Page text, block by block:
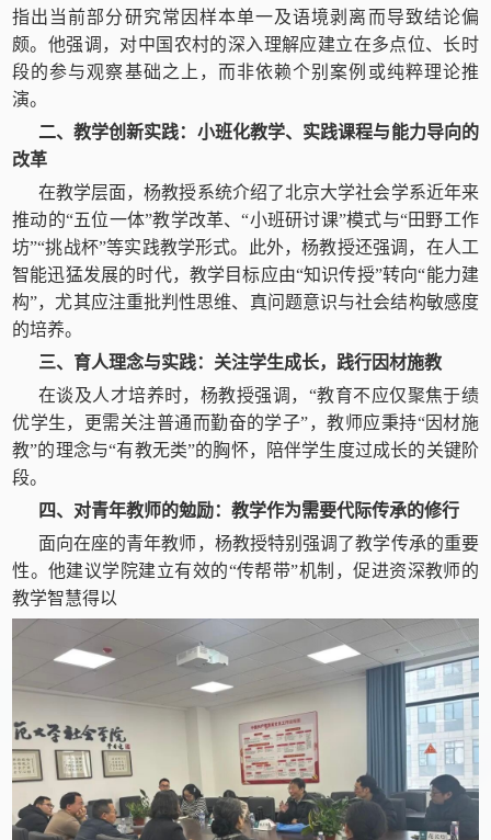
指出当前部分研究常因样本单一及语境剥离而导致结论偏
颇。他强调，对中国农村的深入理解应建立在多点位、长时
段的参与观察基础之上，而非依赖个别案例或纯粹理论推
演。
二、教学创新实践：小班化教学、实践课程与能力导向的
改革
在教学层面，杨教授系统介绍了北京大学社会学系近年来
推动的“五位一体”教学改革、“小班研讨课”模式与“田野工作
坊”“挑战杯”等实践教学形式。此外，杨教授还强调，在人工
智能迅猛发展的时代，教学目标应由“知识传授”转向“能力建
构”，尤其应注重批判性思维、真问题意识与社会结构敏感度
的培养。
三、育人理念与实践：关注学生成长，践行因材施教
在谈及人才培养时，杨教授强调，“教育不应仅聚焦于绩
优学生，更需关注普通而勤奋的学子”，教师应秉持“因材施
教”的理念与“有教无类”的胸怀，陪伴学生度过成长的关键阶
段。
四、对青年教师的勉励：教学作为需要代际传承的修行
面向在座的青年教师，杨教授特别强调了教学传承的重要
性。他建议学院建立有效的“传帮带”机制，促进资深教师的
教学智慧得以